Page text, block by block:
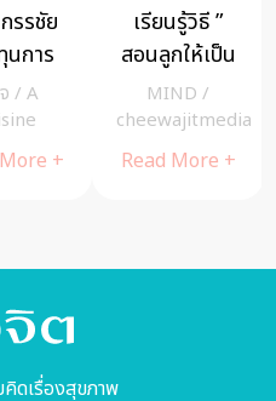
สังสารวัฏ
บทความ
ธรรมะดีๆ โดย
พระอาจารย์
นวลจันทร์
cheewajitmedia
Read More +
ผู้ใหญ่ใจ
ส่งกันดั้
น้องโท
น้อยผู้ป่ว
มะเร็ง
Read
ดเรื่องสุขภาพ